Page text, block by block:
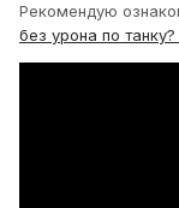
Рекомендую
без урона по